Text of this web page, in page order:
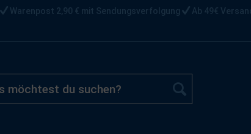
Warenpost 2,90 € mit Sendungsverfolgung Ab 49€